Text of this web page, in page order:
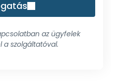
az ügyfelek
a szolgáltatóval.